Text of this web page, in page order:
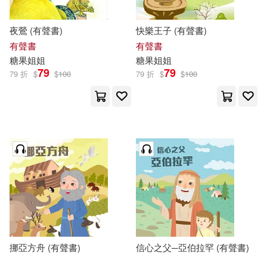
價格
範圍
夜鶯 (有聲書)
有聲書
糖果姐姐
79 折 $79 $100
快樂王子 (有聲書)
有聲書
糖果姐姐
79 折 $79 $100
挪亞方舟 (有聲書)
信心之父─亞伯拉罕 (有聲書)